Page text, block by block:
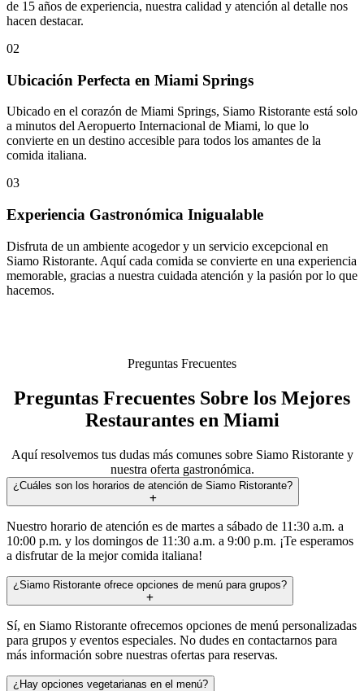
de 15 años de experiencia, nuestra calidad y atención al detalle nos
hacen destacar.
02
Ubicación Perfecta en Miami Springs
Ubicado en el corazón de Miami Springs, Siamo Ristorante está solo
a minutos del Aeropuerto Internacional de Miami, lo que lo
convierte en un destino accesible para todos los amantes de la
comida italiana.
03
Experiencia Gastronómica Inigualable
Disfruta de un ambiente acogedor y un servicio excepcional en
Siamo Ristorante. Aquí cada comida se convierte en una experiencia
memorable, gracias a nuestra cuidada atención y la pasión por lo que
hacemos.
Preguntas Frecuentes
Preguntas Frecuentes Sobre los Mejores
Restaurantes en Miami
Aquí resolvemos tus dudas más comunes sobre Siamo Ristorante y
nuestra oferta gastronómica.
¿Cuáles son los horarios de atención de Siamo Ristorante?
Nuestro horario de atención es de martes a sábado de 11:30 a.m. a
10:00 p.m. y los domingos de 11:30 a.m. a 9:00 p.m. ¡Te esperamos
a disfrutar de la mejor comida italiana!
¿Siamo Ristorante ofrece opciones de menú para grupos?
Sí, en Siamo Ristorante ofrecemos opciones de menú personalizadas
para grupos y eventos especiales. No dudes en contactarnos para
más información sobre nuestras ofertas para reservas.
¿Hay opciones vegetarianas en el menú?